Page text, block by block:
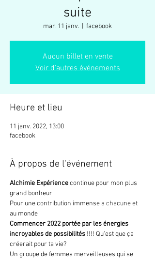
suite
mar. 11 janv. facebook
Aucun billet en vente
Voir d'autres événements
Heure et lieu
11 janv. 2022, 13:00
facebook
À propos de l'événement
Alchimie Expérience continue pour mon plus
grand bonheur
Pour une contribution immense a chacune et
au monde
Commencer 2022 portée par les énergies
incroyables de possibilités !!!! Qu'est que ça
créerait pour ta vie?
Un groupe de femmes merveilleuses qui se